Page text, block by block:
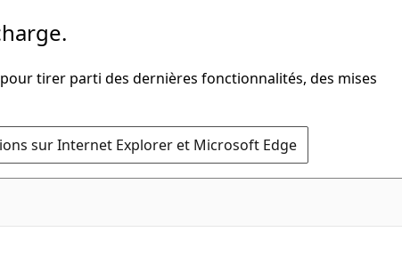
tirer parti des dernières fonctionnalités, des mises
sur Internet Explorer et Microsoft Edge